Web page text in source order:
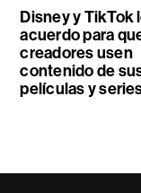
Disney y TikTok
acuerdo para
creadores usen
contenido de
películas y